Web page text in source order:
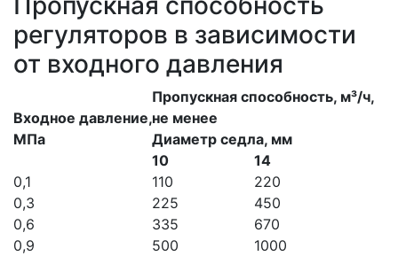
регуляторов в зависимости
от входного давления
Входное давление,
МПа
Пропускная способность, м³/ч,
не менее
Диаметр седла, мм
10
14
0,1
110
220
0,3
225
450
0,6
335
670
0,9
500
1000